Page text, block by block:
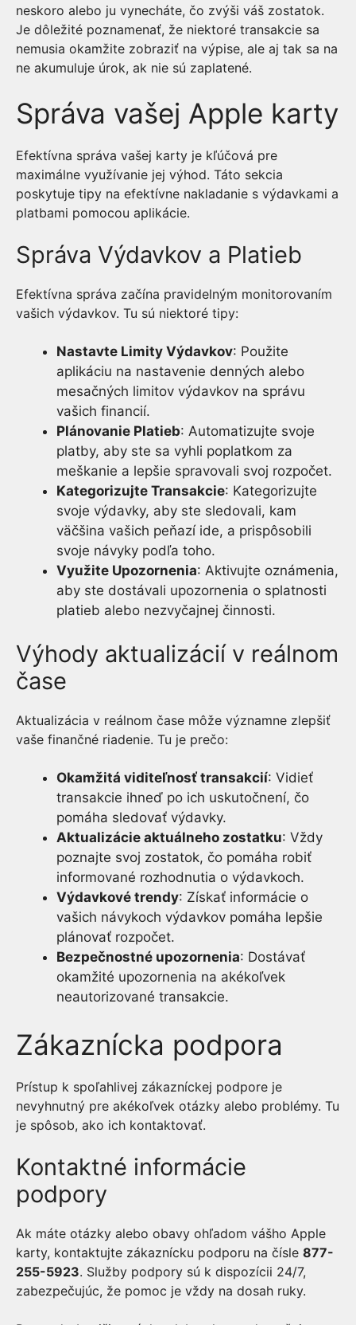
neskoro alebo ju vynecháte, čo zvýši váš zostatok.
Je dôležité poznamenať, že niektoré transakcie sa
nemusia okamžite zobraziť na výpise, ale aj tak sa na
ne akumuluje úrok, ak nie sú zaplatené.
Správa vašej Apple karty
Efektívna správa vašej karty je kľúčová pre
maximálne využívanie jej výhod. Táto sekcia
poskytuje tipy na efektívne nakladanie s výdavkami a
platbami pomocou aplikácie.
Správa Výdavkov a Platieb
Efektívna správa začína pravidelným monitorovaním
vašich výdavkov. Tu sú niektoré tipy:
Nastavte Limity Výdavkov: Použite
aplikáciu na nastavenie denných alebo
mesačných limitov výdavkov na správu
vašich financií.
Plánovanie Platieb: Automatizujte svoje
platby, aby ste sa vyhli poplatkom za
meškanie a lepšie spravovali svoj rozpočet.
Kategorizujte Transakcie: Kategorizujte
svoje výdavky, aby ste sledovali, kam
väčšina vašich peňazí ide, a prispôsobili
svoje návyky podľa toho.
Využite Upozornenia: Aktivujte oznámenia,
aby ste dostávali upozornenia o splatnosti
platieb alebo nezvyčajnej činnosti.
Výhody aktualizácií v reálnom
čase
Aktualizácia v reálnom čase môže významne zlepšiť
vaše finančné riadenie. Tu je prečo:
Okamžitá viditeľnosť transakcií: Vidieť
transakcie ihneď po ich uskutočnení, čo
pomáha sledovať výdavky.
Aktualizácie aktuálneho zostatku: Vždy
poznajte svoj zostatok, čo pomáha robiť
informované rozhodnutia o výdavkoch.
Výdavkové trendy: Získať informácie o
vašich návykoch výdavkov pomáha lepšie
plánovať rozpočet.
Bezpečnostné upozornenia: Dostávať
okamžité upozornenia na akékoľvek
neautorizované transakcie.
Zákaznícka podpora
Prístup k spoľahlivej zákazníckej podpore je
nevyhnutný pre akékoľvek otázky alebo problémy. Tu
je spôsob, ako ich kontaktovať.
Kontaktné informácie
podpory
Ak máte otázky alebo obavy ohľadom vášho Apple
karty, kontaktujte zákaznícku podporu na čísle 877-
255-5923. Služby podpory sú k dispozícii 24/7,
zabezpečujúc, že pomoc je vždy na dosah ruky.